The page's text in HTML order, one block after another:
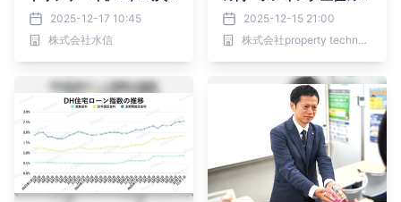
より販売開始
2025-12-17 10:45
株式会社水信
『川崎市宮前区』｜prope
rty technologies
2025-12-15 21:00
株式会社property technologies